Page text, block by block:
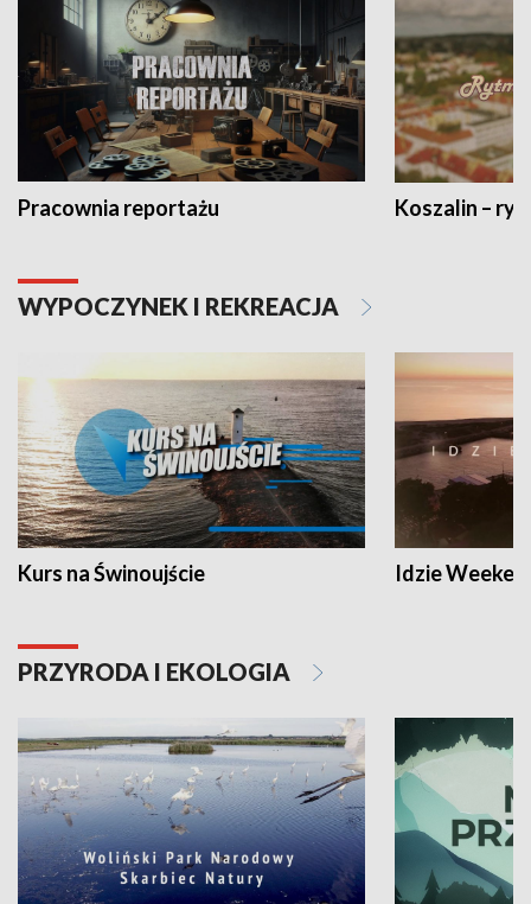
Pracownia reportażu Koszalin –
WYPOCZYNEK I REKREACJA
Kurs na Świnoujście Idzie
PRZYRODA I EKOLOGIA